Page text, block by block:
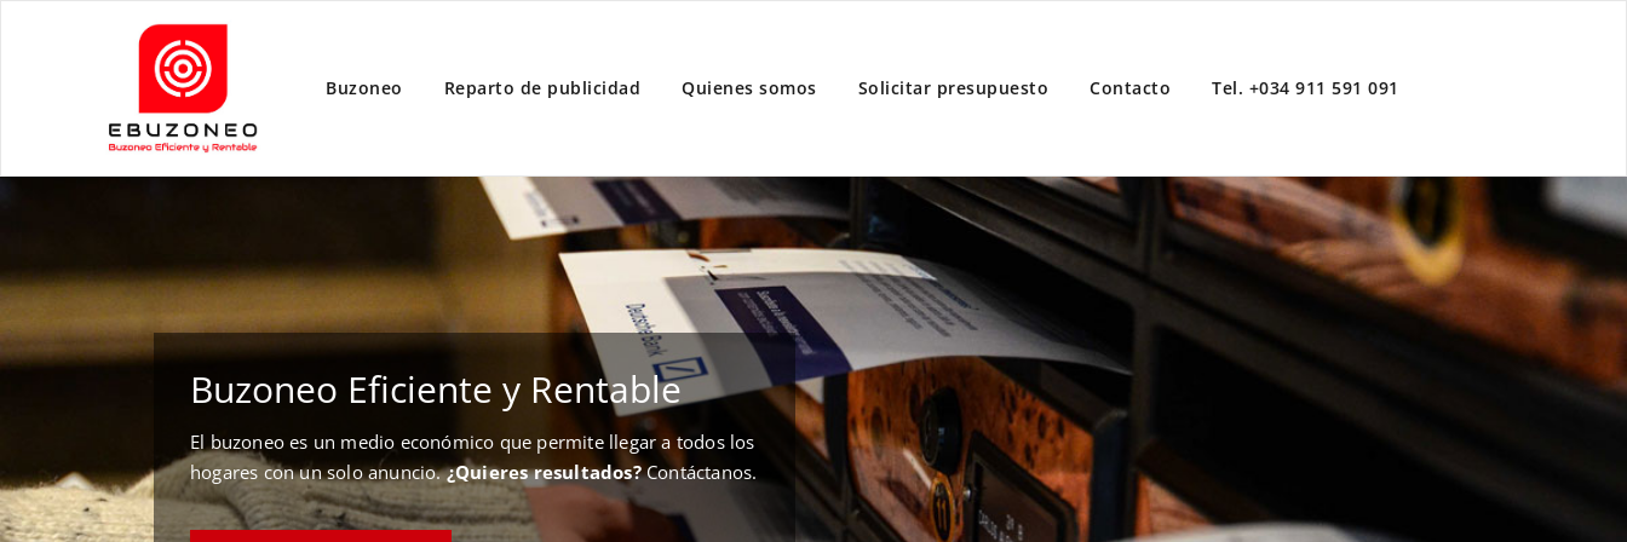
Buzoneo Reparto de publicidad Quienes somos Solicitar presupuesto Contacto Tel. +034 911 591 091
Buzoneo Eficiente y Rentable
El buzoneo es un medio económico que permite llegar a todos los
hogares con un solo anuncio.¿Quieres resultados?Contáctanos.